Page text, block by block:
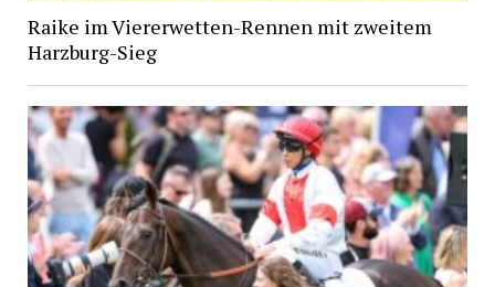
Raike im Viererwetten-Rennen mit zweitem
Harzburg-Sieg